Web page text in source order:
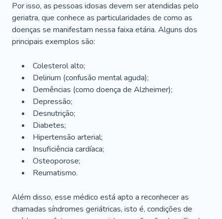
Por isso, as pessoas idosas devem ser atendidas pelo
geriatra, que conhece as particularidades de como as
doenças se manifestam nessa faixa etária. Alguns dos
principais exemplos são:
Colesterol alto;
Delirium (confusão mental aguda);
Demências (como doença de Alzheimer);
Depressão;
Desnutrição;
Diabetes;
Hipertensão arterial;
Insuficiência cardíaca;
Osteoporose;
Reumatismo.
Além disso, esse médico está apto a reconhecer as
chamadas síndromes geriátricas, isto é, condições de